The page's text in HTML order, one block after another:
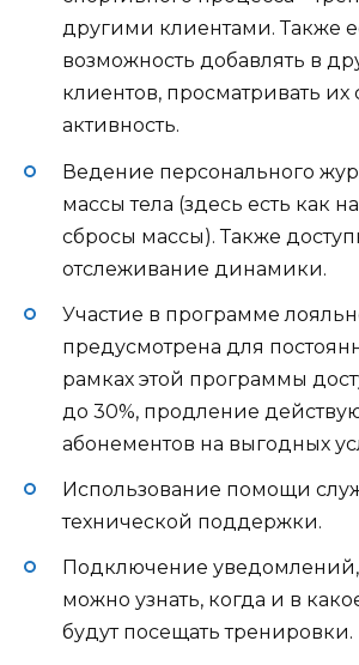
другими клиентами. Также
возможность добавлять в
клиентов, просматривать
активность.
Ведение персонального
массы тела (здесь есть как
сбросы массы). Также
отслеживание динамики.
Участие в программе
предусмотрена для
рамках этой программы
до 30%, продление
абонементов на выгодных
Использование помощи
технической поддержки.
Подключение уведомлений,
можно узнать, когда и в
будут посещать тренировки.